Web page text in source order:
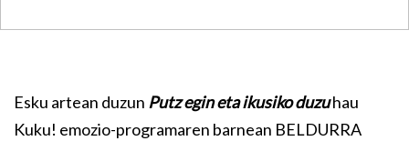
Esku artean duzun Putz egin eta ikusiko duzuhau
Kuku! emozio-programaren barnean BELDURRA